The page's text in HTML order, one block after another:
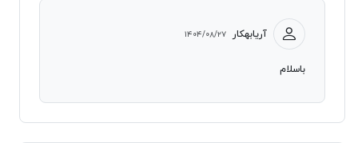
آریابهکار ۱۴۰۴/۰۸/۲۷
باسلام